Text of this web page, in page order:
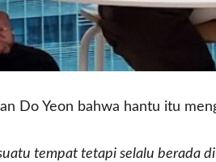
Do Yeon bahwa hantu itu
tempat tetapi selalu berada di